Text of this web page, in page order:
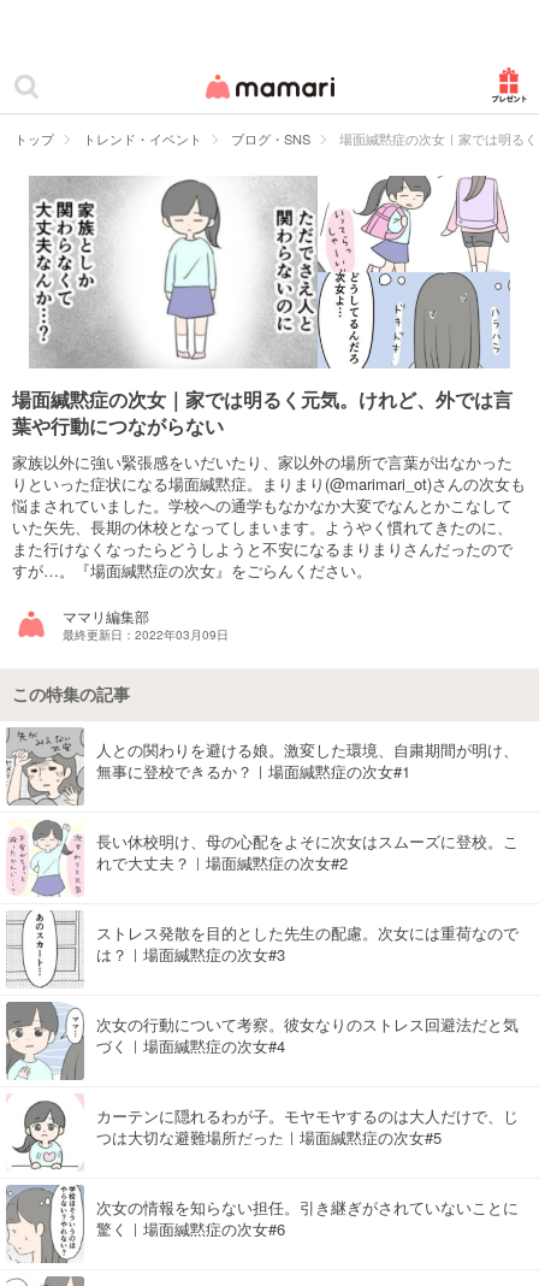
ママリ
カテゴリー一覧
妊娠
出産
赤ちゃん・育児
子育て・家族
美容・ファッション
お仕事
住まい
マネー
トレンド・イベント
トップ トレンド・イベント ブログ・SNS 場面緘黙症の次女｜家では明る
場面緘黙症の次女｜家では明るく元気。けれど、外では言
葉や行動につながらない
家族以外に強い緊張感をいだいたり、家以外の場所で言葉が出なかった
りといった症状になる場面緘黙症。まりまり(@marimari_ot)さんの次女も
悩まされていました。学校への通学もなかなか大変でなんとかこなして
いた矢先、長期の休校となってしまいます。ようやく慣れてきたのに、
また行けなくなったらどうしようと不安になるまりまりさんだったので
すが…。『場面緘黙症の次女』をごらんください。
ママリ編集部
最終更新日：2022年03月09日
この特集の記事
人との関わりを避ける娘。激変した環境、自粛期間が明け、
無事に登校できるか？｜場面緘黙症の次女#1
長い休校明け、母の心配をよそに次女はスムーズに登校。こ
れで大丈夫？｜場面緘黙症の次女#2
ストレス発散を目的とした先生の配慮。次女には重荷なので
は？｜場面緘黙症の次女#3
次女の行動について考察。彼女なりのストレス回避法だと気
づく｜場面緘黙症の次女#4
カーテンに隠れるわが子。モヤモヤするのは大人だけで、じ
つは大切な避難場所だった｜場面緘黙症の次女#5
次女の情報を知らない担任。引き継ぎがされていないことに
驚く｜場面緘黙症の次女#6